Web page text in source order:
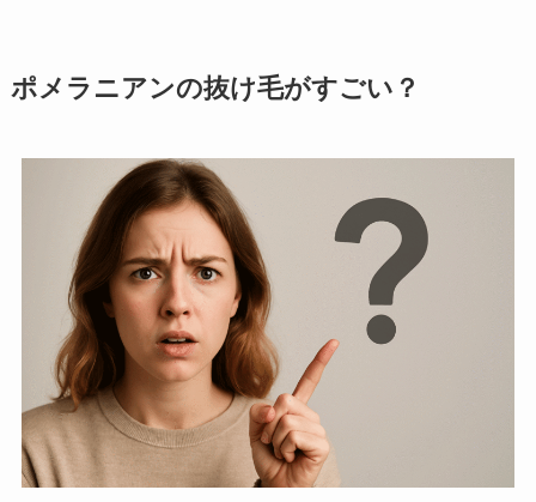
ポメラニアンの抜け毛がすごい？